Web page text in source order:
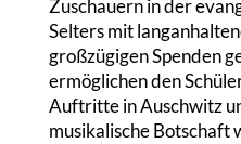
Zuschauern in der
Selters mit
großzügigen Spenden
ermöglichen den
Auftritte in Auschwitz
musikalische Botschaft